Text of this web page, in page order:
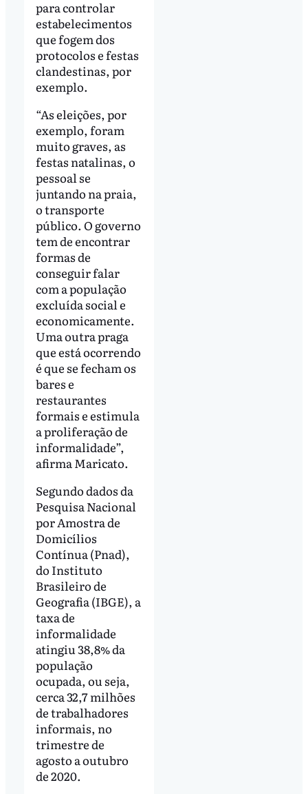
para controlar
estabelecimentos
que fogem dos
protocolos e festas
clandestinas, por
exemplo.
“As eleições, por
exemplo, foram
muito graves, as
festas natalinas, o
pessoal se
juntando na praia,
o transporte
público. O governo
tem de encontrar
formas de
conseguir falar
com a população
excluída social e
economicamente.
Uma outra praga
que está ocorrendo
é que se fecham os
bares e
restaurantes
formais e estimula
a proliferação de
informalidade”,
afirma Maricato.
Segundo dados da
Pesquisa Nacional
por Amostra de
Domicílios
Contínua (Pnad),
do Instituto
Brasileiro de
Geografia (IBGE), a
taxa de
informalidade
atingiu 38,8% da
população
ocupada, ou seja,
cerca 32,7 milhões
de trabalhadores
informais, no
trimestre de
agosto a outubro
de 2020.